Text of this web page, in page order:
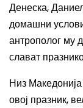
Денеска,
домашни
антрополог му
слават
Низ
овој празник,